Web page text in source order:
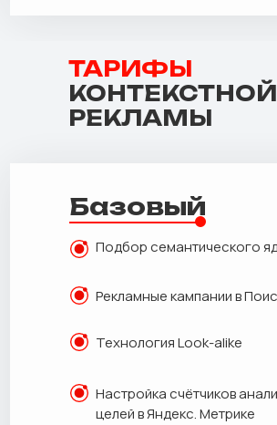
Базовый
Подбор семантического
Рекламные кампании в
Технология Look-alike
Настройка счётчиков
целей в Яндекс. Метрике
ТАРИФЫ
КОНТЕКСТНОЙ
РЕКЛАМЫ